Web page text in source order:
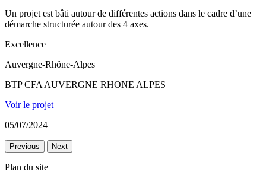
Un projet est bâti autour de différentes actions dans le cadre d’une
démarche structurée autour des 4 axes.
Excellence
Auvergne-Rhône-Alpes
BTP CFA AUVERGNE RHONE ALPES
Voir le projet
05/07/2024
Previous Next
Plan du site